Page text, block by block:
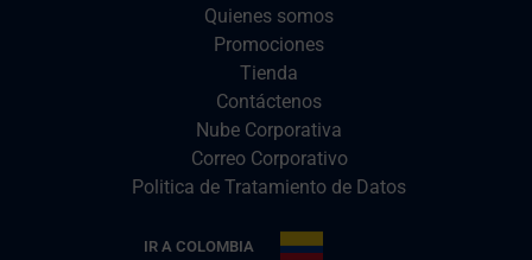
Quienes somos
Promociones
Tienda
Contáctenos
Nube Corporativa
Correo Corporativo
Politica de Tratamiento de Datos
IR A COLOMBIA